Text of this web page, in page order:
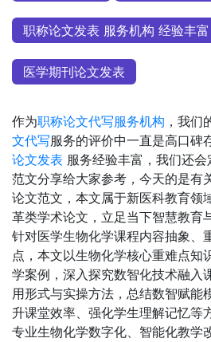
职称论文发表 服务机构 经验丰富
医学期刊论文发表
作为职称论文代写服务机构 ，我们
文代写服务的评价中一直是高口碑
论文发表 服务经验丰富，我们还
范文分享给大家参考，今天的是有
论文范文，本文属于新医科教育领
革类学术论文，立足当下智慧教育
针对医学生物化学课程内容抽象、
点，本文以生物化学核心重难点知
学案例，深入探究数智化技术融入
用形式与实操方法，总结数智赋能
升课堂效率、强化学生理解记忆等
专业生物化学数字化、智能化教学